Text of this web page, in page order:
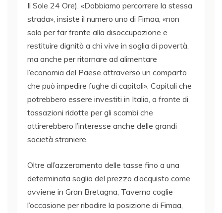
Il Sole 24 Ore). «Dobbiamo percorrere la stessa
strada», insiste il numero uno di Fimaa, «non
solo per far fronte alla disoccupazione e
restituire dignità a chi vive in soglia di povertà,
ma anche per ritornare ad alimentare
l’economia del Paese attraverso un comparto
che può impedire fughe di capitali». Capitali che
potrebbero essere investiti in Italia, a fronte di
tassazioni ridotte per gli scambi che
attirerebbero l’interesse anche delle grandi
società straniere.
Oltre all’azzeramento delle tasse fino a una
determinata soglia del prezzo d’acquisto come
avviene in Gran Bretagna, Taverna coglie
l’occasione per ribadire la posizione di Fimaa,